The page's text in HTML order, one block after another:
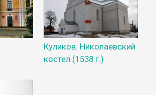
Куликов. Николаевский
костел (1538 г.)